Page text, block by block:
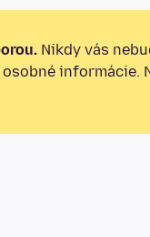
Nikdy vás